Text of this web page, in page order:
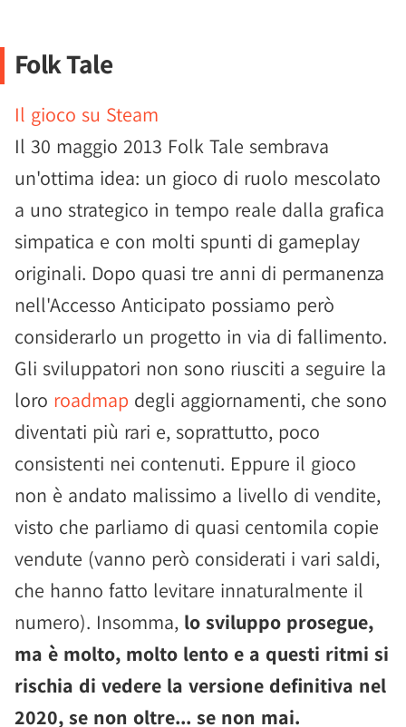
Folk Tale
Il gioco su Steam
Il 30 maggio 2013 Folk Tale sembrava
un'ottima idea: un gioco di ruolo mescolato
a uno strategico in tempo reale dalla grafica
simpatica e con molti spunti di gameplay
originali. Dopo quasi tre anni di permanenza
nell'Accesso Anticipato possiamo però
considerarlo un progetto in via di fallimento.
Gli sviluppatori non sono riusciti a seguire la
loro roadmap degli aggiornamenti, che sono
diventati più rari e, soprattutto, poco
consistenti nei contenuti. Eppure il gioco
non è andato malissimo a livello di vendite,
visto che parliamo di quasi centomila copie
vendute (vanno però considerati i vari saldi,
che hanno fatto levitare innaturalmente il
numero). Insomma, lo sviluppo prosegue,
ma è molto, molto lento e a questi ritmi si
rischia di vedere la versione definitiva nel
2020, se non oltre... se non mai.